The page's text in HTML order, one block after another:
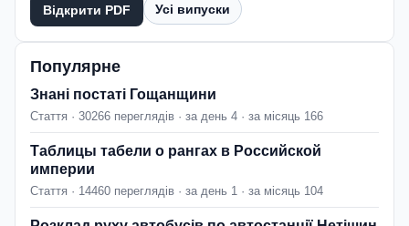
Відкрити PDF Усі випуски
Популярне
Знані постаті Гощанщини
Стаття · 30266 переглядів · за день 4 · за місяць 166
Таблицы табели о рангах в Российской
империи
Стаття · 14460 переглядів · за день 1 · за місяць 104